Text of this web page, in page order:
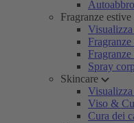
Fragranze estive
Fragranze
Spray
Skincare
Viso &
Cura dei